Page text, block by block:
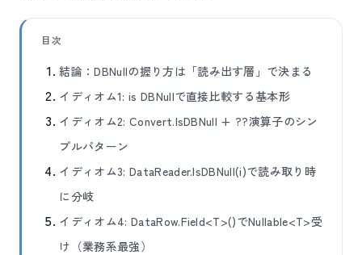
目次
結論：DBNullの握り方は「読み出す層」で決まる
イディオム1: is DBNullで直接比較する基本形
イディオム2: Convert.IsDBNull + ??演算子のシン
プルパターン
イディオム3: DataReader.IsDBNull(i)で読み取り時
に分岐
イディオム4: DataRow.Field<T>()でNullable<T>受
け（業務系最強）